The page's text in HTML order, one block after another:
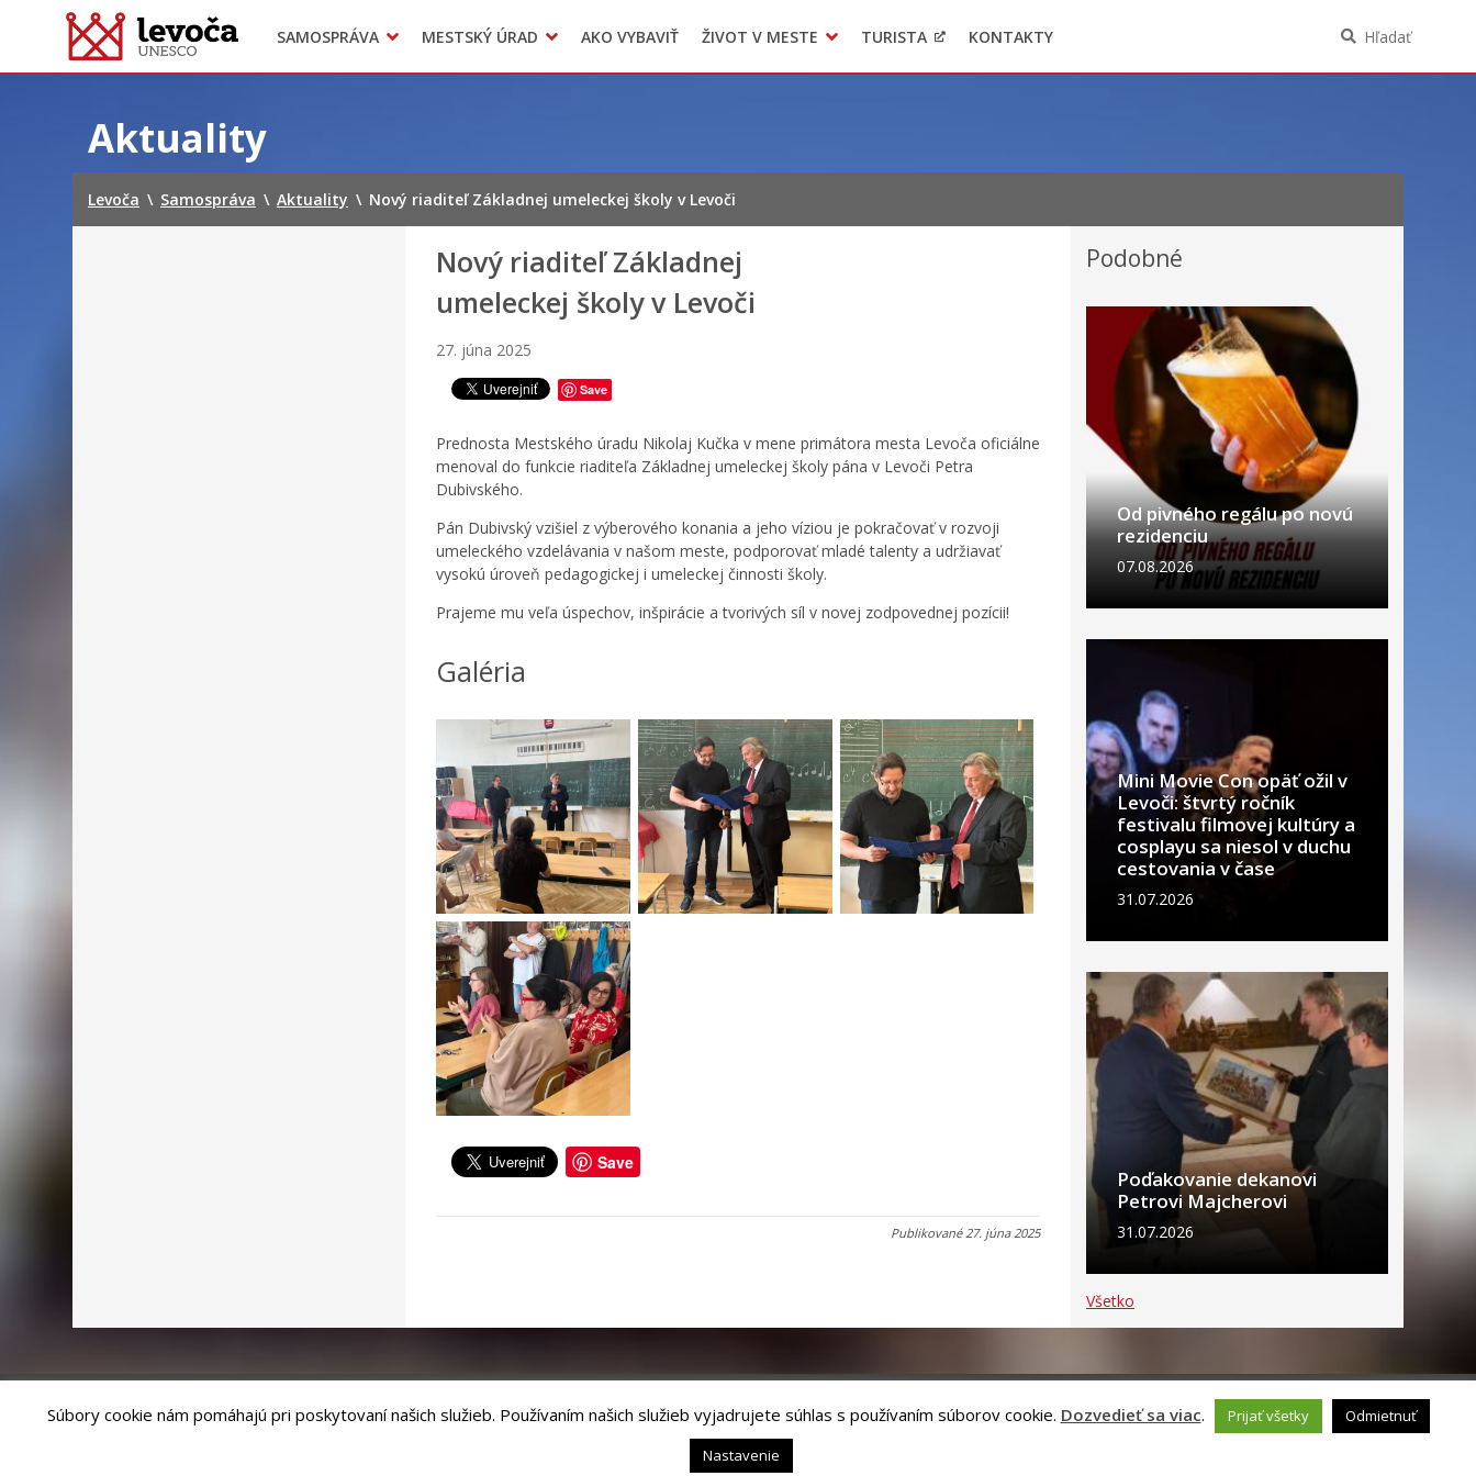
SAMOSPRÁVA
Dokumenty mesta
Transparentné mesto
majetkových pomerov verejného funkcionára
MESTSKÝ ÚRAD
Projekty
Voľba hlavného kontrolóra mesta Levoča
AKO VYBAVIŤ ŽIVOT V MESTE
Doprava
LIMKA
TURISTA KONTAKTY Hľadať
Aktuality
Levoča \ Samospráva \ Aktuality \ Nový riaditeľ Základnej umeleckej školy v Levoči
Nový riaditeľ Základnej
umeleckej školy v Levoči
27. júna 2025
Save
Prednosta Mestského úradu Nikolaj Kučka v mene primátora mesta Levoča oficiálne
menoval do funkcie riaditeľa Základnej umeleckej školy pána v Levoči Petra
Dubivského.
Pán Dubivský vzišiel z výberového konania a jeho víziou je pokračovať v rozvoji
umeleckého vzdelávania v našom meste, podporovať mladé talenty a udržiavať
vysokú úroveň pedagogickej i umeleckej činnosti školy.
Prajeme mu veľa úspechov, inšpirácie a tvorivých síl v novej zodpovednej pozícii!
Galéria
Save
Publikované 27. júna 2025
Podobné
Od pivného regálu po novú
rezidenciu
07.08.2026
Mini Movie Con opäť ožil v
Levoči: štvrtý ročník
festivalu filmovej kultúry a
cosplayu sa niesol v duchu
cestovania v čase
31.07.2026
Poďakovanie dekanovi
Petrovi Majcherovi
31.07.2026
Všetko
|Vyhlásenie o prístupnosti
Súbory cookie nám pomáhajú pri poskytovaní našich služieb. Používaním našich služieb vyjadrujete súhlas s používaním súborov cookie. Dozvedieť sa viac. Prijať všetky
Odmietnuť
Nastavenie